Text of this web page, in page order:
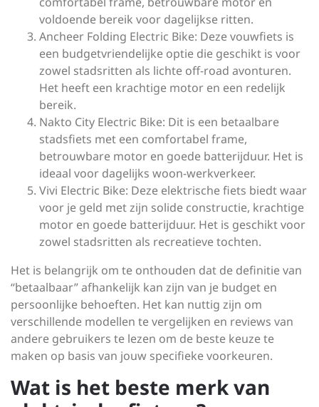
voldoende bereik voor dagelijkse ritten.
Ancheer Folding Electric Bike: Deze vouwfiets is
een budgetvriendelijke optie die geschikt is voor
zowel stadsritten als lichte off-road avonturen.
Het heeft een krachtige motor en een redelijk
bereik.
Nakto City Electric Bike: Dit is een betaalbare
stadsfiets met een comfortabel frame,
betrouwbare motor en goede batterijduur. Het is
ideaal voor dagelijks woon-werkverkeer.
Vivi Electric Bike: Deze elektrische fiets biedt waar
voor je geld met zijn solide constructie, krachtige
motor en goede batterijduur. Het is geschikt voor
zowel stadsritten als recreatieve tochten.
Het is belangrijk om te onthouden dat de definitie van
“betaalbaar” afhankelijk kan zijn van je budget en
persoonlijke behoeften. Het kan nuttig zijn om
verschillende modellen te vergelijken en reviews van
andere gebruikers te lezen om de beste keuze te
maken op basis van jouw specifieke voorkeuren.
Wat is het beste merk van